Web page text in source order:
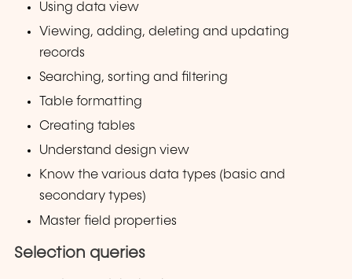
Using data view
Viewing, adding, deleting and updating
records
Searching, sorting and filtering
Table formatting
Creating tables
Understand design view
Know the various data types (basic and
secondary types)
Master field properties
Selection queries